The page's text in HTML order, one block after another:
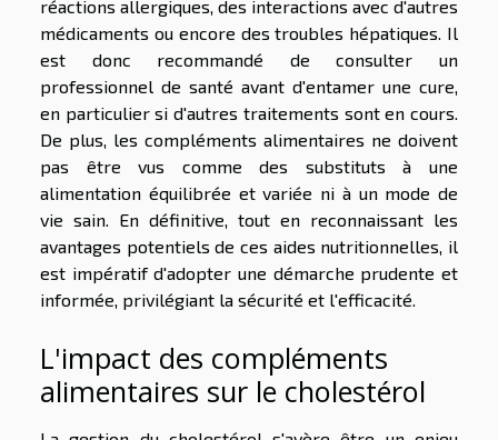
réactions allergiques, des interactions avec d'autres
médicaments ou encore des troubles hépatiques. Il
est donc recommandé de consulter un
professionnel de santé avant d'entamer une cure,
en particulier si d'autres traitements sont en cours.
De plus, les compléments alimentaires ne doivent
pas être vus comme des substituts à une
alimentation équilibrée et variée ni à un mode de
vie sain. En définitive, tout en reconnaissant les
avantages potentiels de ces aides nutritionnelles, il
est impératif d'adopter une démarche prudente et
informée, privilégiant la sécurité et l'efficacité.
L'impact des compléments
alimentaires sur le cholestérol